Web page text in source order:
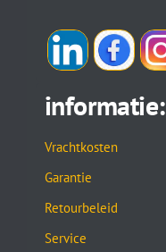
informatie:
Vrachtkosten
Garantie
Retourbeleid
Service